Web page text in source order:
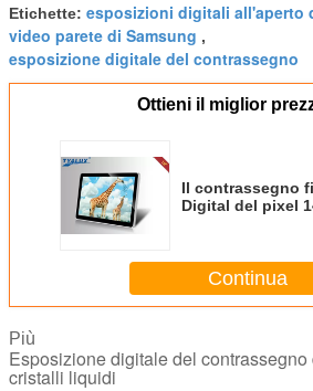
Etichette: esposizioni digitali all'aperto
video parete di Samsung ,
esposizione digitale del contrassegno
Ottieni il miglior
Il contrassegno
Digital del pixel
Continua
Più
Esposizione digitale del
cristalli liquidi